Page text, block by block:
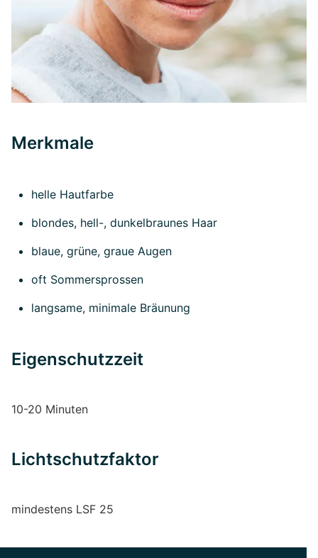
Merkmale
helle Hautfarbe
blondes, hell-, dunkelbraunes Haar
blaue, grüne, graue Augen
oft Sommersprossen
langsame, minimale Bräunung
Eigenschutzzeit
10-20 Minuten
Lichtschutzfaktor
mindestens LSF 25